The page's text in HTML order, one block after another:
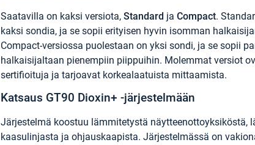
Saatavilla on kaksi versiota, Standard ja Compact.
kaksi sondia, ja se sopii erityisen hyvin isomman
Compact-versiossa puolestaan on yksi sondi, ja se sopii
halkaisijaltaan pienempiin piippuihin. Molemmat versiot
sertifioituja ja tarjoavat korkealaatuista mittaamista.
Katsaus GT90 Dioxin+ -järjestelmään
Järjestelmä koostuu lämmitetystä näytteenottoyksiköstä,
kaasulinjasta ja ohjauskaapista. Järjestelmässä on